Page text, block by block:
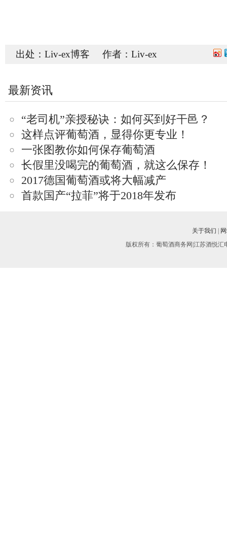
出处：Liv-ex博客 作者：Liv-ex
最新资讯
“老司机”亲授秘诀：如何买到好干邑？
这样点评葡萄酒，显得你更专业！
一张图教你如何保存葡萄酒
长假里没喝完的葡萄酒，就这么保存！
2017德国葡萄酒或将大幅减产
首款国产“拉菲”将于2018年发布
关于我们
版权所有：葡萄酒商务网|江苏酒悦汇